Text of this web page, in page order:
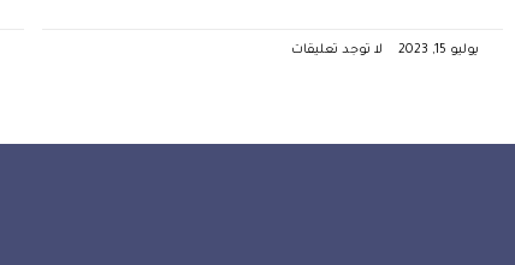
يوليو 15, 2023 لا توجد تعليقات